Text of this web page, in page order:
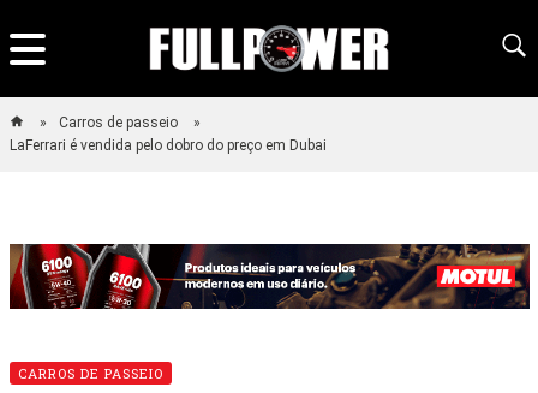
Carros de passeio
LaFerrari é vendida pelo dobro do preço em Dubai
CARROS DE PASSEIO